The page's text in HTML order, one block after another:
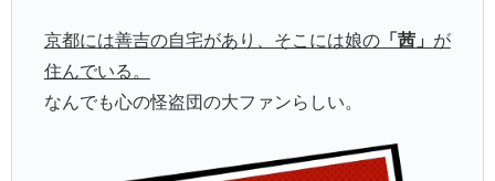
京都には善吉の自宅があり、そこには娘の「茜」 が
住んでいる。
なんでも心の怪盗団の大ファンらしい。